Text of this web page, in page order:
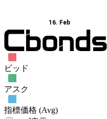
16. Feb
ビッド
アスク
指標価格 (Avg)